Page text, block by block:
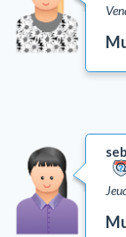
Honorer ses
Tsniout (lois de
Lachon Hara
Autre
Lois et